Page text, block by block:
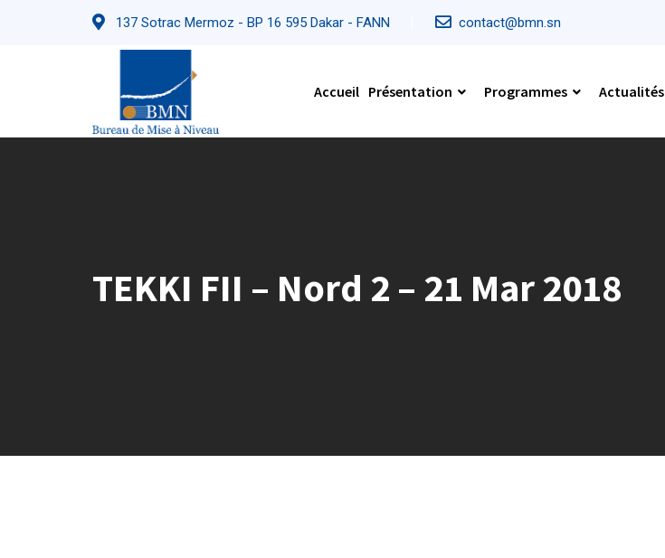
137 Sotrac Mermoz - BP 16 595 Dakar - FANN contact@bmn.sn
Accueil Présentation Programmes Actualités
TEKKI FII – Nord 2 – 21 Mar 2018